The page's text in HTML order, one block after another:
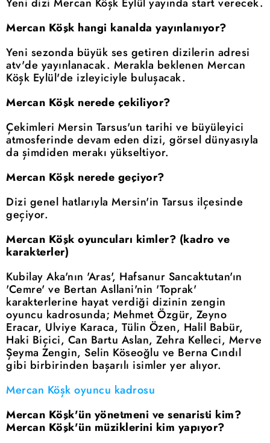
Mercan Köşk hangi kanalda yayınlanıyor?
Yeni sezonda büyük ses getiren dizilerin adresi
atv'de yayınlanacak. Merakla beklenen Mercan
Köşk Eylül'de izleyiciyle buluşacak.
Mercan Köşk nerede çekiliyor?
Çekimleri Mersin Tarsus'un tarihi ve büyüleyici
atmosferinde devam eden dizi, görsel dünyasıyla
da şimdiden merakı yükseltiyor.
Mercan Köşk nerede geçiyor?
Dizi genel hatlarıyla Mersin'in Tarsus ilçesinde
geçiyor.
Mercan Köşk oyuncuları kimler? (kadro ve
karakterler)
Kubilay Aka'nın 'Aras', Hafsanur Sancaktutan'ın
'Cemre' ve Bertan Asllani'nin 'Toprak'
karakterlerine hayat verdiği dizinin zengin
oyuncu kadrosunda; Mehmet Özgür, Zeyno
Eracar, Ulviye Karaca, Tülin Özen, Halil Babür,
Haki Biçici, Can Bartu Aslan, Zehra Kelleci, Merve
Şeyma Zengin, Selin Köseoğlu ve Berna Cındıl
gibi birbirinden başarılı isimler yer alıyor.
Mercan Köşk oyuncu kadrosu
Mercan Köşk'ün yönetmeni ve senaristi kim?
Mercan Köşk'ün müziklerini kim yapıyor?